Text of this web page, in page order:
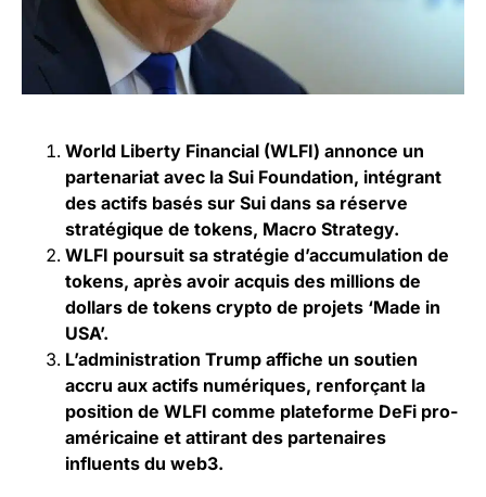
World Liberty Financial (WLFI) annonce un
partenariat avec la Sui Foundation, intégrant
des actifs basés sur Sui dans sa réserve
stratégique de tokens, Macro Strategy.
WLFI poursuit sa stratégie d’accumulation de
tokens, après avoir acquis des millions de
dollars de tokens crypto de projets ‘Made in
USA’.
L’administration Trump affiche un soutien
accru aux actifs numériques, renforçant la
position de WLFI comme plateforme DeFi pro-
américaine et attirant des partenaires
influents du web3.